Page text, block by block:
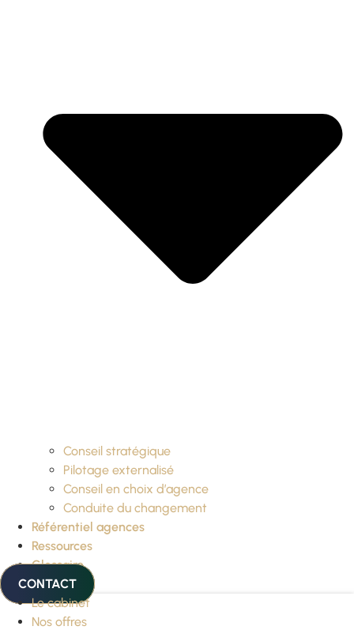
Conseil stratégique
Pilotage externalisé
Conseil en choix d’agence
Conduite du changement
Référentiel agences
Ressources
Glossaire
CONTACT
Le cabinet
Nos offres